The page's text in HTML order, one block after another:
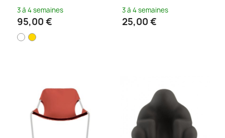
3 à 4 semaines
95,00 €
3 à 4 semaines
25,00 €